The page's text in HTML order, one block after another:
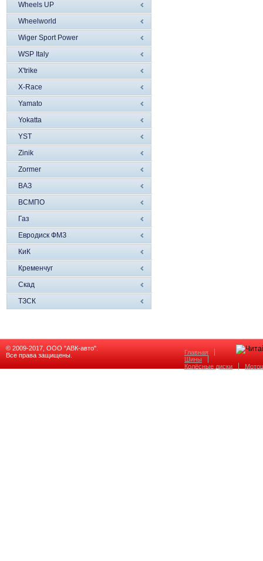
Wheels UP
Wheelworld
Wiger Sport Power
WSP Italy
X'trike
X-Race
Yamato
Yokatta
YST
Zinik
Zormer
ВАЗ
ВСМПО
Газ
Евродиск ФМЗ
КиК
Кременчуг
Скад
ТЗСК
© 2009-2017, ООО "АВК-авто".
Все права защищены.
Главная
Шины
Колёсные диски